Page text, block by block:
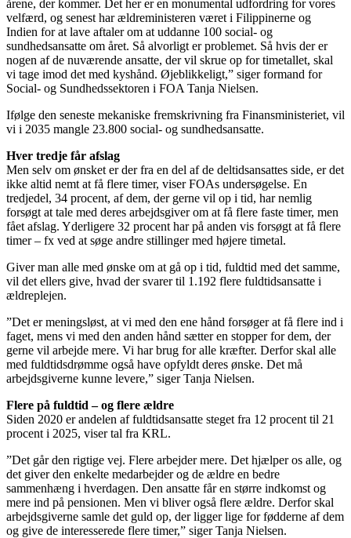
årene, der kommer. Det her er en monumental udfordring for vores
velfærd, og senest har ældreministeren været i Filippinerne og
Indien for at lave aftaler om at uddanne 100 social- og
sundhedsansatte om året. Så alvorligt er problemet. Så hvis der er
nogen af de nuværende ansatte, der vil skrue op for timetallet, skal
vi tage imod det med kyshånd. Øjeblikkeligt,” siger formand for
Social- og Sundhedssektoren i FOA Tanja Nielsen.
Ifølge den seneste mekaniske fremskrivning fra Finansministeriet, vil
vi i 2035 mangle 23.800 social- og sundhedsansatte.
Hver tredje får afslag
Men selv om ønsket er der fra en del af de deltidsansattes side, er det
ikke altid nemt at få flere timer, viser FOAs undersøgelse. En
tredjedel, 34 procent, af dem, der gerne vil op i tid, har nemlig
forsøgt at tale med deres arbejdsgiver om at få flere faste timer, men
fået afslag. Yderligere 32 procent har på anden vis forsøgt at få flere
timer – fx ved at søge andre stillinger med højere timetal.
Giver man alle med ønske om at gå op i tid, fuldtid med det samme,
vil det ellers give, hvad der svarer til 1.192 flere fuldtidsansatte i
ældreplejen.
”Det er meningsløst, at vi med den ene hånd forsøger at få flere ind i
faget, mens vi med den anden hånd sætter en stopper for dem, der
gerne vil arbejde mere. Vi har brug for alle kræfter. Derfor skal alle
med fuldtidsdrømme også have opfyldt deres ønske. Det må
arbejdsgiverne kunne levere,” siger Tanja Nielsen.
Flere på fuldtid – og flere ældre
Siden 2020 er andelen af fuldtidsansatte steget fra 12 procent til 21
procent i 2025, viser tal fra KRL.
”Det går den rigtige vej. Flere arbejder mere. Det hjælper os alle, og
det giver den enkelte medarbejder og de ældre en bedre
sammenhæng i hverdagen. Den ansatte får en større indkomst og
mere ind på pensionen. Men vi bliver også flere ældre. Derfor skal
arbejdsgiverne samle det guld op, der ligger lige for fødderne af dem
og give de interesserede flere timer,” siger Tanja Nielsen.